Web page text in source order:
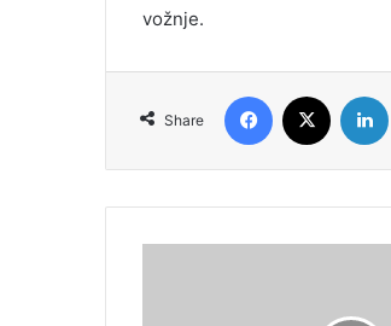
vožnje.
Share
Facebook